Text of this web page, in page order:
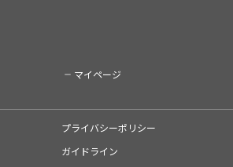
マイページ
プライバシーポリシー
ガイドライン